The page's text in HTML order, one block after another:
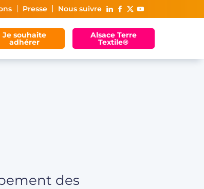
Presse Nous suivre
Je souhaite
adhérer
Alsace Terre
Textile®
des